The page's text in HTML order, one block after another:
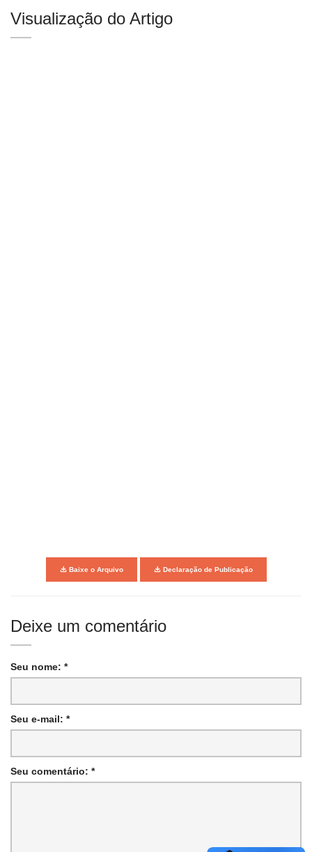
Visualização do Artigo
Baixe o Arquivo Declaração de Publicação
Deixe um comentário
Seu nome: *
Seu e-mail: *
Seu comentário: *